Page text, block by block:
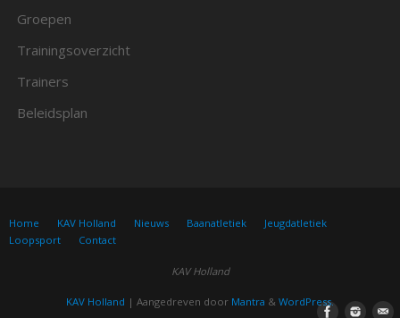
Groepen
Trainingsoverzicht
Trainers
Beleidsplan
Home KAV Holland Nieuws Baanatletiek
Jeugdatletiek
Loopsport
Contact
KAV Holland
KAV Holland | Aangedreven door Mantra & WordPress.